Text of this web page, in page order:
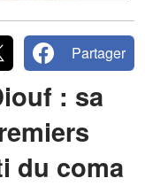
Partager
: sa
du coma